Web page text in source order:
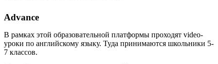
Advance
В рамках этой образовательной платформы проходят video-
уроки по английскому языку. Туда принимаются школьники 5-
7 классов.